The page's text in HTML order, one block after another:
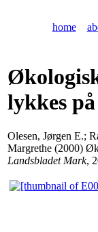
home
lykkes
Olesen, Jørgen E.;
Margrethe (2000)
Landsbladet Mark,